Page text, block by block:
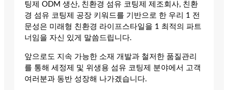
팅제 ODM 생산, 친환경 섬유 코팅제 제조회사, 친환
경 섬유 코팅제 공장 키워드를 기반으로 한 우리 1 전
문성은 미래형 친환경 라이프스타일을 1 최적의 파트
너임을 자신 있게 말씀드립니다.
앞으로도 지속 가능한 소재 개발과 철저한 품질관리
를 통해 세정제 및 위생용 섬유 코팅제 분야에서 고객
여러분과 동반 성장해 나가겠습니다.